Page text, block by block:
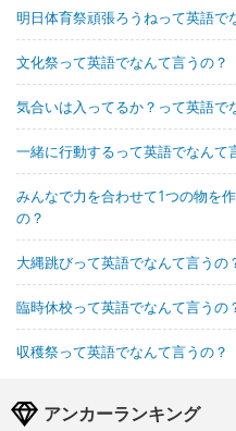
明日体育祭頑張ろうねって英語で
文化祭って英語でなんて言うの？
気合いは入ってるか？って英語で
一緒に行動するって英語でなんて
みんなで力を合わせて1つの物を
の？
大縄跳びって英語でなんて言うの
臨時休校って英語でなんて言うの
収穫祭って英語でなんて言うの？
アンカーランキング